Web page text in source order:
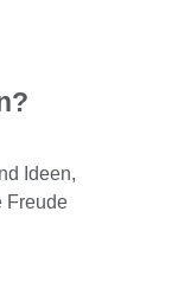
Ideen,
Freude